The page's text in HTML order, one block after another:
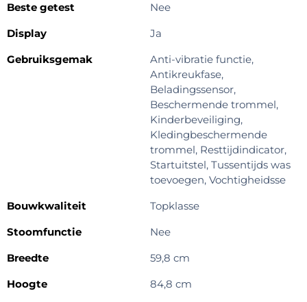
Beste getest
Nee
Display
Ja
Gebruiksgemak
Anti-vibratie functie,
Antikreukfase,
Beladingssensor,
Beschermende trommel,
Kinderbeveiliging,
Kledingbeschermende
trommel, Resttijdindicator,
Startuitstel, Tussentijds was
toevoegen, Vochtigheidsse
Bouwkwaliteit
Topklasse
Stoomfunctie
Nee
Breedte
59,8 cm
Hoogte
84,8 cm